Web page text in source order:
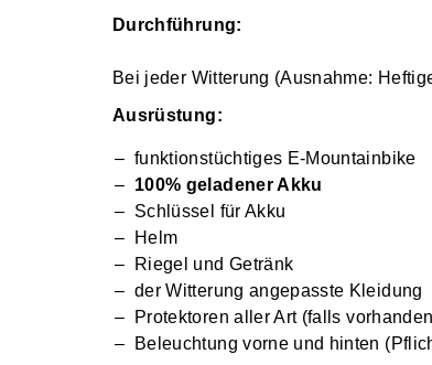
Durchführung:
Bei jeder Witterung (Ausnahme:
Ausrüstung:
funktionstüchtiges E-Mountainbike
100% geladener Akku
Schlüssel für Akku
Helm
Riegel und Getränk
der Witterung angepasste Kleidung
Protektoren aller Art (falls
Beleuchtung vorne und hinten